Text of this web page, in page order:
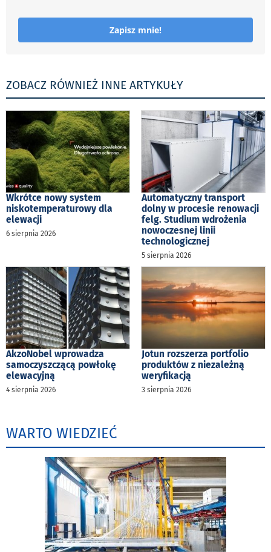
Zapisz mnie!
ZOBACZ RÓWNIEŻ INNE ARTYKUŁY
Wkrótce nowy system
niskotemperaturowy dla
elewacji
6 sierpnia 2026
Automatyczny transport
dolny w procesie renowacji
felg. Studium wdrożenia
nowoczesnej linii
technologicznej
5 sierpnia 2026
AkzoNobel wprowadza
samoczyszczącą powłokę
elewacyjną
4 sierpnia 2026
Jotun rozszerza portfolio
produktów z niezależną
weryfikacją
3 sierpnia 2026
WARTO WIEDZIEĆ